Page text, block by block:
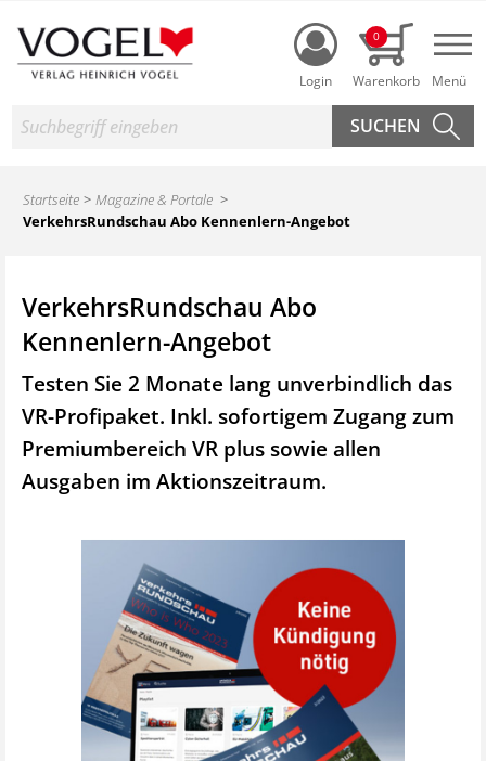
Login
0
Suche
Startseite
Magazine & Portale
VerkehrsRundschau Abo Kennenlern-Angebot
VerkehrsRundschau Abo
Kennenlern-Angebot
Testen Sie 2 Monate lang unverbindlich das
VR-Profipaket. Inkl. sofortigem Zugang zum
Premiumbereich VR plus sowie allen
Ausgaben im Aktionszeitraum.